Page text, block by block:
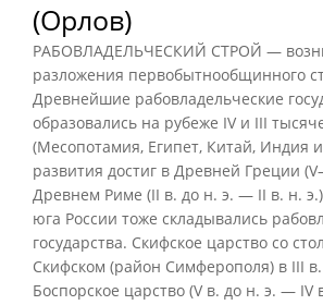
(Орлов)
РАБОВЛАДЕЛЬЧЕСКИЙ СТРОЙ —
разложения первобытнообщинного
Древнейшие рабовладельческие
образовались на рубеже IV и III
(Месопотамия, Египет, Китай, Индия
развития достиг в Древней Греции
Древнем Риме (II в. до н. э. — II в. н.
юга России тоже складывались
государства. Скифское царство со
Скифском (район Симферополя) в III
Боспорское царство (V в. до н. э. — IV